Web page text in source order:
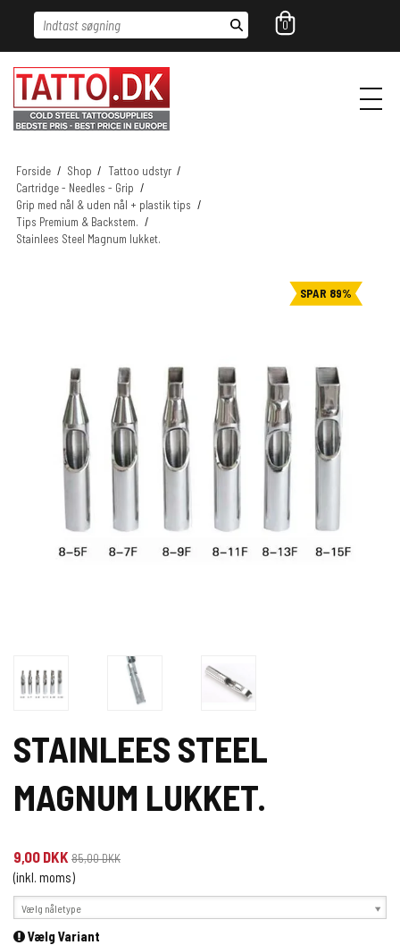
Indtast søgning 0
Forside / Shop / Tattoo udstyr /
Cartridge - Needles - Grip /
Grip med nål & uden nål + plastik tips /
Tips Premium & Backstem. /
Stainlees Steel Magnum lukket.
SPAR 89%
STAINLEES STEEL
MAGNUM LUKKET.
9,00 DKK 85,00 DKK
(inkl. moms)
Vælg nåletype
Vælg Variant